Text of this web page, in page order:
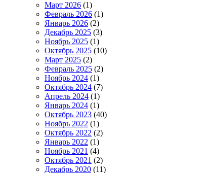
Март 2026 (1)
Февраль 2026 (1)
Январь 2026 (2)
Декабрь 2025 (3)
Ноябрь 2025 (1)
Октябрь 2025 (10)
Март 2025 (2)
Февраль 2025 (2)
Ноябрь 2024 (1)
Октябрь 2024 (7)
Апрель 2024 (1)
Январь 2024 (1)
Октябрь 2023 (40)
Ноябрь 2022 (1)
Октябрь 2022 (2)
Январь 2022 (1)
Ноябрь 2021 (4)
Октябрь 2021 (2)
Декабрь 2020 (11)